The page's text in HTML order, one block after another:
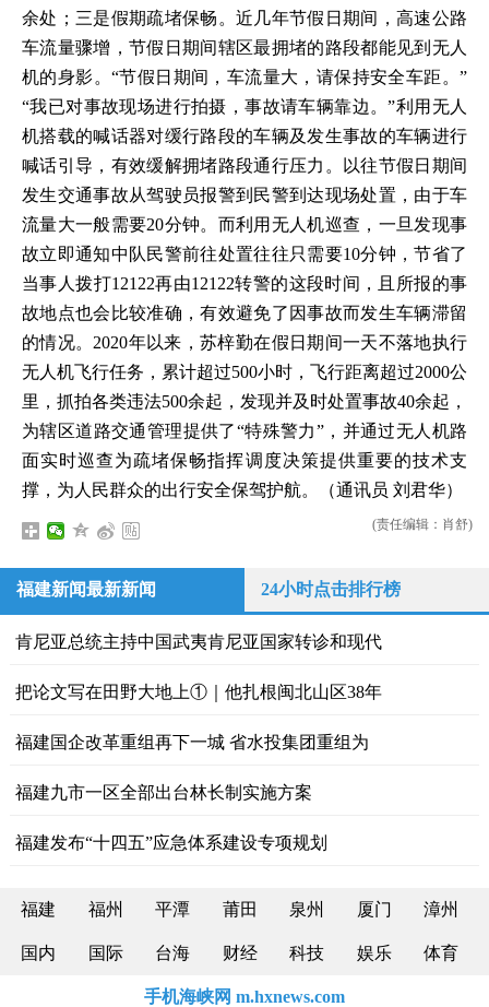
余处；三是假期疏堵保畅。近几年节假日期间，高速公路
车流量骤增，节假日期间辖区最拥堵的路段都能见到无人
机的身影。“节假日期间，车流量大，请保持安全车距。”
“我已对事故现场进行拍摄，事故请车辆靠边。”利用无人
机搭载的喊话器对缓行路段的车辆及发生事故的车辆进行
喊话引导，有效缓解拥堵路段通行压力。以往节假日期间
发生交通事故从驾驶员报警到民警到达现场处置，由于车
流量大一般需要20分钟。而利用无人机巡查，一旦发现事
故立即通知中队民警前往处置往往只需要10分钟，节省了
当事人拨打12122再由12122转警的这段时间，且所报的事
故地点也会比较准确，有效避免了因事故而发生车辆滞留
的情况。2020年以来，苏梓勤在假日期间一天不落地执行
无人机飞行任务，累计超过500小时，飞行距离超过2000公
里，抓拍各类违法500余起，发现并及时处置事故40余起，
为辖区道路交通管理提供了“特殊警力”，并通过无人机路
面实时巡查为疏堵保畅指挥调度决策提供重要的技术支
撑，为人民群众的出行安全保驾护航。（通讯员 刘君华）
(责任编辑：肖舒)
福建新闻最新新闻 24小时点击排行榜
肯尼亚总统主持中国武夷肯尼亚国家转诊和现代
把论文写在田野大地上①｜他扎根闽北山区38年
福建国企改革重组再下一城 省水投集团重组为
福建九市一区全部出台林长制实施方案
福建发布“十四五”应急体系建设专项规划
福建 福州 平潭 莆田 泉州 厦门 漳州
国内 国际 台海 财经 科技 娱乐 体育
手机海峡网 m.hxnews.com